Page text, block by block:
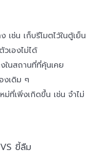
เช่น เก็บรีโมตไว้ในตู้เย็น
เองไม่ได้
นสถานที่ที่คุ้นเคย
งเดิม ๆ
ที่เพิ่งเกิดขึ้น เช่น จำไม่